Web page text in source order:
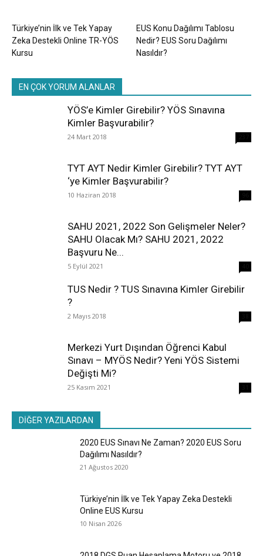
Türkiye’nin İlk ve Tek Yapay
Zeka Destekli Online TR-YÖS
Kursu
EUS Konu Dağılımı Tablosu
Nedir? EUS Soru Dağılımı
Nasıldır?
EN ÇOK YORUM ALANLAR
YÖS’e Kimler Girebilir? YÖS Sınavına
Kimler Başvurabilir?
24 Mart 2018
TYT AYT Nedir Kimler Girebilir? TYT AYT
‘ye Kimler Başvurabilir?
10 Haziran 2018
SAHU 2021, 2022 Son Gelişmeler Neler?
SAHU Olacak Mı? SAHU 2021, 2022
Başvuru Ne...
5 Eylül 2021
TUS Nedir ? TUS Sınavına Kimler Girebilir
?
2 Mayıs 2018
Merkezi Yurt Dışından Öğrenci Kabul
Sınavı – MYÖS Nedir? Yeni YÖS Sistemi
Değişti Mi?
25 Kasım 2021
DİĞER YAZILARDAN
2020 EUS Sınavı Ne Zaman? 2020 EUS Soru
Dağılımı Nasıldır?
21 Ağustos 2020
Türkiye’nin İlk ve Tek Yapay Zeka Destekli
Online EUS Kursu
10 Nisan 2026